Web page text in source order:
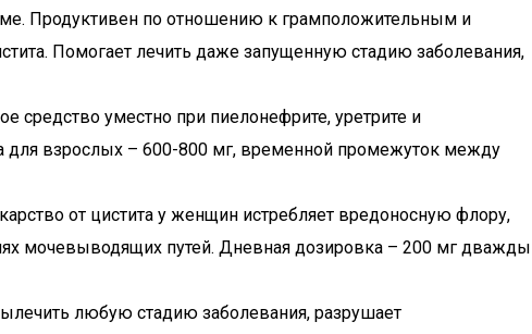
Продуктивен по отношению к грамположительным и
Помогает лечить даже запущенную стадию заболевания,
средство уместно при пиелонефрите, уретрите и
для взрослых – 600-800 мг, временной промежуток между
от цистита у женщин истребляет вредоносную флору,
мочевыводящих путей. Дневная дозировка – 200 мг дважды
любую стадию заболевания, разрушает